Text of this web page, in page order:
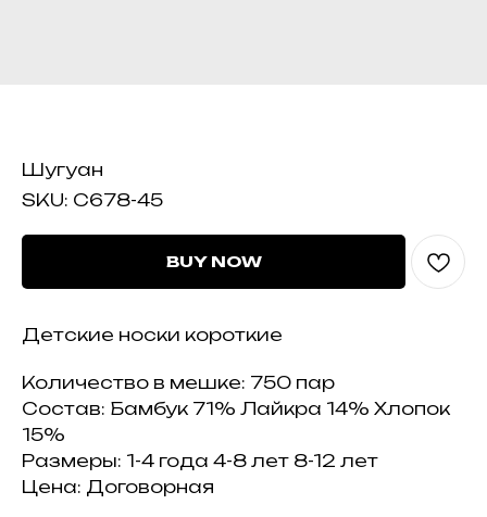
Шугуан
SKU: C678-45
BUY NOW
Детские носки короткие
Количество в мешке: 750 пар
Состав: Бамбук 71% Лайкра 14% Хлопок
15%
Размеры: 1-4 года 4-8 лет 8-12 лет
Цена: Договорная